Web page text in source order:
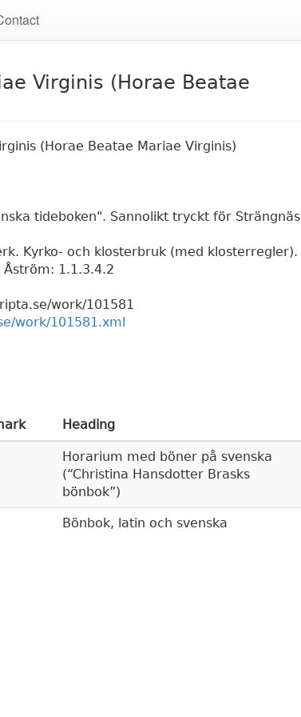
Virginis (Horae Beatae
(Horae Beatae Mariae Virginis)
tideboken". Sannolikt tryckt för Strängnäs
Kyrko- och klosterbruk (med klosterregler).
1.1.3.4.2
work/101581
work/101581.xml
Heading
Horarium med böner på svenska
( Christina Hansdotter Brasks
bönbok )
Bönbok, latin och svenska